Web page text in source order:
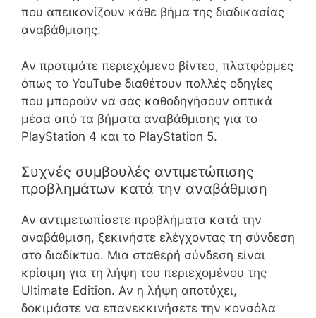
που απεικονίζουν κάθε βήμα της διαδικασίας
αναβάθμισης.
Αν προτιμάτε περιεχόμενο βίντεο, πλατφόρμες
όπως το YouTube διαθέτουν πολλές οδηγίες
που μπορούν να σας καθοδηγήσουν οπτικά
μέσα από τα βήματα αναβάθμισης για το
PlayStation 4 και το PlayStation 5.
Συχνές συμβουλές αντιμετώπισης
προβλημάτων κατά την αναβάθμιση
Αν αντιμετωπίσετε προβλήματα κατά την
αναβάθμιση, ξεκινήστε ελέγχοντας τη σύνδεση
στο διαδίκτυο. Μια σταθερή σύνδεση είναι
κρίσιμη για τη λήψη του περιεχομένου της
Ultimate Edition. Αν η λήψη αποτύχει,
δοκιμάστε να επανεκκινήσετε την κονσόλα